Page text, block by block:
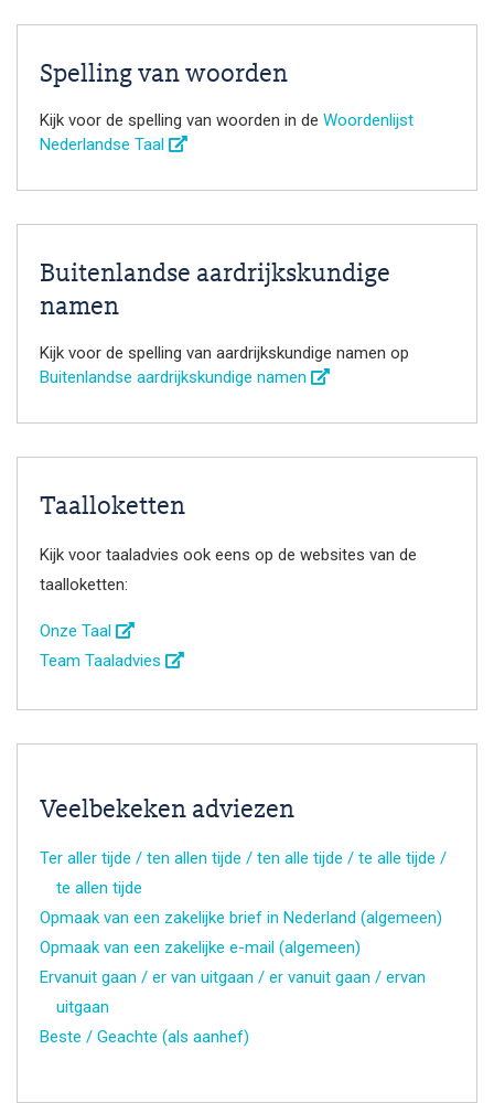
Spelling van woorden
Kijk voor de spelling van woorden in de Woordenlijst
Nederlandse Taal
Buitenlandse aardrijkskundige
namen
Kijk voor de spelling van aardrijkskundige namen op
Buitenlandse aardrijkskundige namen
Taalloketten
Kijk voor taaladvies ook eens op de websites van de
taalloketten:
Onze Taal
Team Taaladvies
Veelbekeken adviezen
Ter aller tijde / ten allen tijde / ten alle tijde / te alle tijde /
te allen tijde
Opmaak van een zakelijke brief in Nederland (algemeen)
Opmaak van een zakelijke e-mail (algemeen)
Ervanuit gaan / er van uitgaan / er vanuit gaan / ervan
uitgaan
Beste / Geachte (als aanhef)